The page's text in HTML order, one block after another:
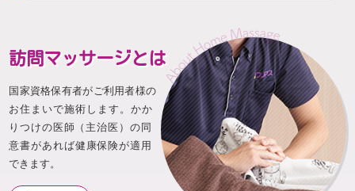
訪問マッサージとは
国家資格保有者がご利用者様の
お住まいで施術します。かか
りつけの医師（主治医）の同
意書があれば健康保険が適用
できます。